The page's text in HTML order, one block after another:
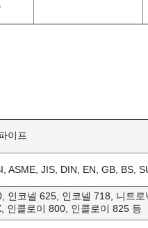
이프
ASME, JIS, DIN, EN, GB, BS,
인코넬 625, 인코넬 718, 니트
인콜로이 800, 인콜로이 825 등